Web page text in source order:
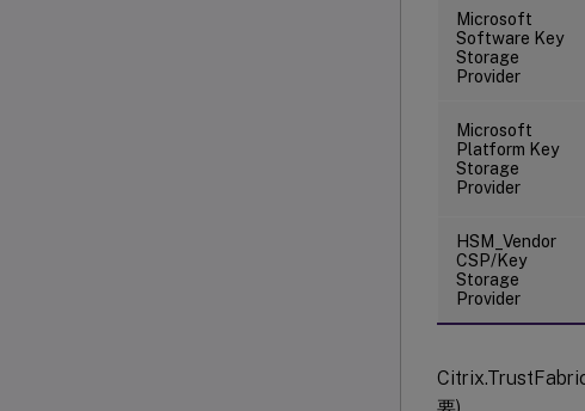
Microsoft
Software Key
Storage
Provider
Microsoft
Platform Key
Storage
Provider
HSM_Vendor
CSP/Key
Storage
Provider